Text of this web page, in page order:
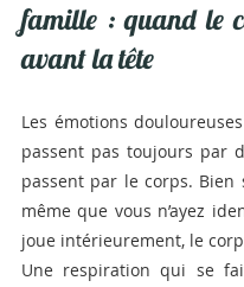
famille : quand le
avant la tête
Les émotions
passent pas toujours par
passent par le corps. Bien
même que vous n’ayez
joue intérieurement, le
Une respiration qui se